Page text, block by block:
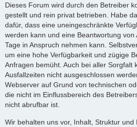
Dieses Forum wird durch den Betreiber
gestellt und rein privat betrieben. Habe
dafür, dass eine uneingeschränkte
werden kann und eine Beantwortung
Tage in Anspruch nehmen kann.
um eine hohe Verfügbarkeit und zügige
Anfragen bemüht. Auch bei aller Sorgfalt
Ausfallzeiten nicht ausgeschlossen
Webserver auf Grund von technischen
die nicht im Einflussbereich des
nicht abrufbar ist.
Wir behalten uns vor, Inhalt, Struktur